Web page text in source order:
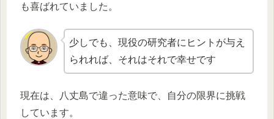
も喜ばれていました。
少しでも、現役の研究者にヒントが与え
られれば、それはそれで幸せです
現在は、八丈島で違った意味で、自分の限界に挑戦
しています。